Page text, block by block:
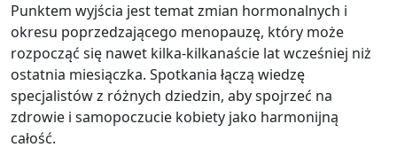
Punktem wyjścia jest temat zmian hormonalnych i
okresu poprzedzającego menopauzę, który może
rozpocząć się nawet kilka-kilkanaście lat wcześniej niż
ostatnia miesiączka. Spotkania łączą wiedzę
specjalistów z różnych dziedzin, aby spojrzeć na
zdrowie i samopoczucie kobiety jako harmonijną
całość.